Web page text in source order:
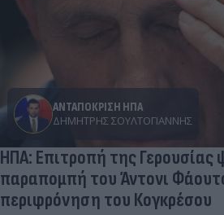
ΑΝΤΑΠΟΚΡΙΣΗ ΗΠΑ
ΔΗΜΉΤΡΗΣ ΣΟΥΛΤΟΓΙΆΝΝΗΣ
ΗΠΑ: Επιτροπή της Γερουσίας
παραπομπή του Άντονι
περιφρόνηση του Κογκρέσου